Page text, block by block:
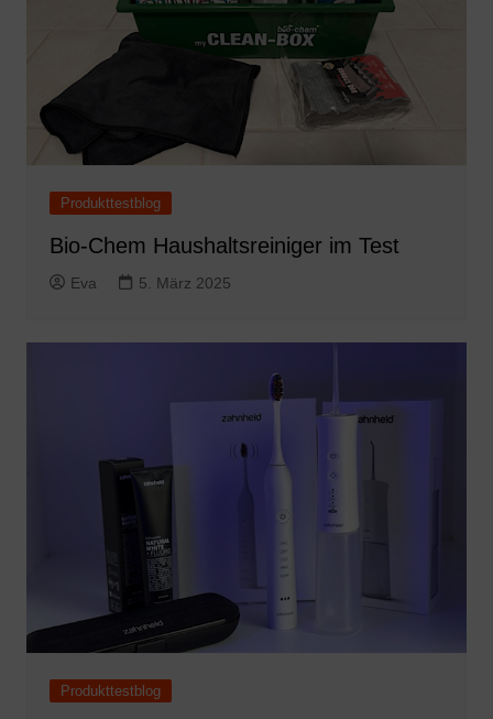
Produkttestblog
Bio-Chem Haushaltsreiniger im Test
Eva 5. März 2025
Produkttestblog